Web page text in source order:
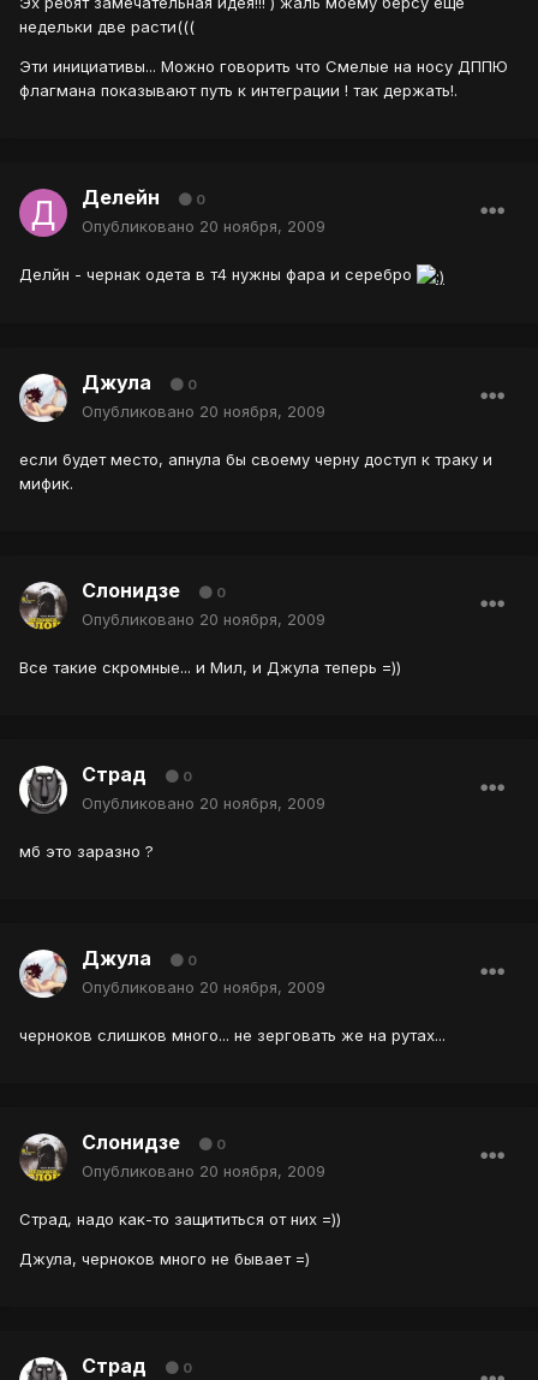
недельки две расти(((
Эти инициативы... Можно говорить что Смелые на носу ДППЮ
флагмана показывают путь к интеграции ! так держать!.
Делейн 0
Опубликовано 20 ноября, 2009
Делйн - чернак одета в т4 нужны фара и серебро
Джула 0
Опубликовано 20 ноября, 2009
если будет место, апнула бы своему черну доступ к траку и
мифик.
Слонидзе 0
Опубликовано 20 ноября, 2009
Все такие скромные... и Мил, и Джула теперь =))
Страд 0
Опубликовано 20 ноября, 2009
мб это заразно ?
Джула 0
Опубликовано 20 ноября, 2009
черноков слишков много... не зерговать же на рутах...
Слонидзе 0
Опубликовано 20 ноября, 2009
Страд, надо как-то защититься от них =))
Джула, черноков много не бывает =)
Страд 0